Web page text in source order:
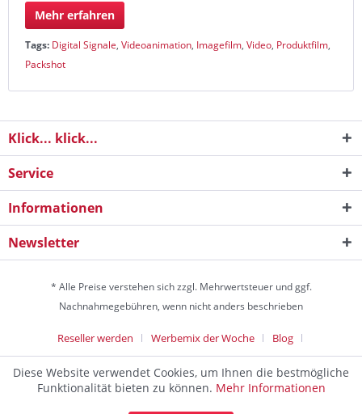
Mehr erfahren
Tags: Digital Signale, Videoanimation, Imagefilm, Video, Produktfilm,
Packshot
Klick... klick...
Service
Informationen
Newsletter
* Alle Preise verstehen sich zzgl. Mehrwertsteuer und ggf.
Nachnahmegebühren, wenn nicht anders beschrieben
Reseller werden Werbemix der Woche
Blog
Die Werbeagentur
Discountagentur Medien- & Werbeagentur aus Helmstedt Copyright
Diese Website verwendet Cookies, um Ihnen die bestmögliche
Funktionalität bieten zu können. Mehr Informationen